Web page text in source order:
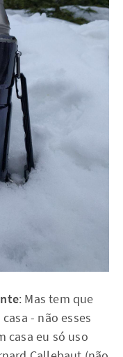
: Mas tem que
- não esses
casa eu só uso